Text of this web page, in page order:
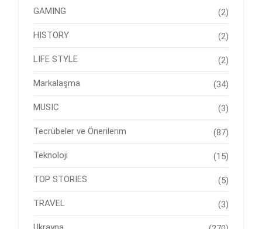
GAMING (2)
HISTORY (2)
LIFE STYLE (2)
Markalaşma (34)
MUSIC (3)
Tecrübeler ve Önerilerim (87)
Teknoloji (15)
TOP STORIES (5)
TRAVEL (3)